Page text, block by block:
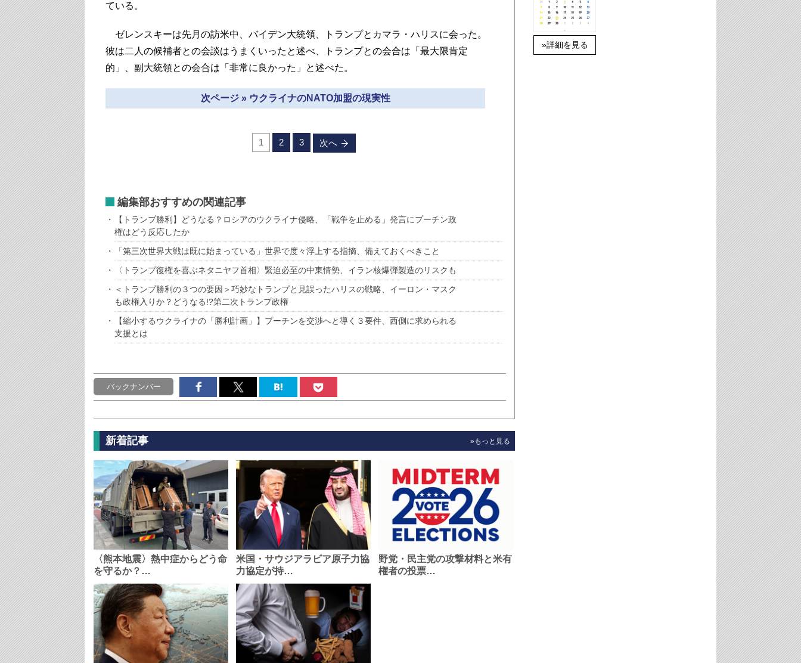
ている。
ゼレンスキーは先月の訪米中、バイデン大統領、トランプとカマラ・ハリスに会った。
彼は二人の候補者との会談はうまくいったと述べ、トランプとの会合は「最大限肯定
的」、副大統領との会合は「非常に良かった」と述べた。
次ページ » ウクライナのNATO加盟の現実性
1 2 3 次へ
編集部おすすめの関連記事
【トランプ勝利】どうなる？ロシアのウクライナ侵略、「戦争を止める」発言にプーチン政
権はどう反応したか
「第三次世界大戦は既に始まっている」世界で度々浮上する指摘、備えておくべきこと
〈トランプ復権を喜ぶネタニヤフ首相〉緊迫必至の中東情勢、イラン核爆弾製造のリスクも
＜トランプ勝利の３つの要因＞巧妙なトランプと見誤ったハリスの戦略、イーロン・マスク
も政権入りか？どうなる!?第二次トランプ政権
【縮小するウクライナの「勝利計画」】プーチンを交渉へと導く３要件、西側に求められる
支援とは
バックナンバー
新着記事 »もっと見る
〈熊本地震〉熱中症からどう命
を守るか？…
米国・サウジアラビア原子力協
力協定が持…
野党・民主党の攻撃材料と米有
権者の投票…
»詳細を見る